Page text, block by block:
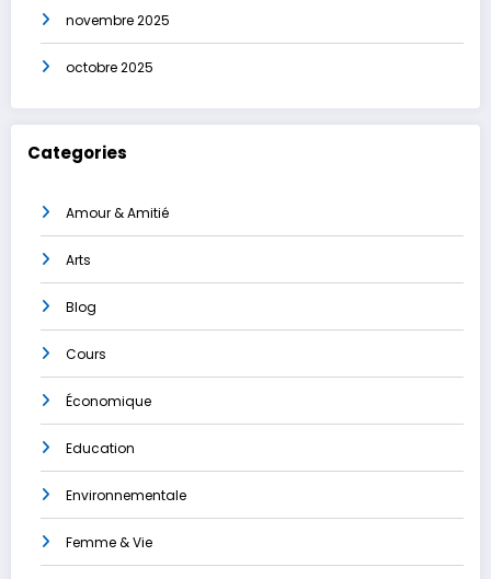
novembre 2025
octobre 2025
Categories
Amour & Amitié
Arts
Blog
Cours
Économique
Education
Environnementale
Femme & Vie